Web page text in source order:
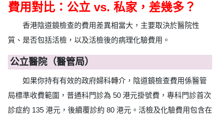
費用對比：公立 vs. 私家，差幾多？
香港陰道鏡檢查的費用差異相當大，主要取決於醫院性
質、是否包括活檢，以及活檢後的病理化驗費用。
公立醫院（醫管局）
如果你持有有效的政府婦科轉介，陰道鏡檢查費用係醫管
局標準收費範圍，普通科門診為 50 港元掛號費，專科門診首次
診症約 135 港元，後續覆診約 80 港元。活檢及化驗費用包含在